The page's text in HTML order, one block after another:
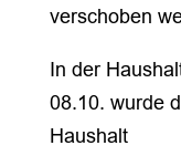
verschoben
In der
08.10. wurde
Haushalt